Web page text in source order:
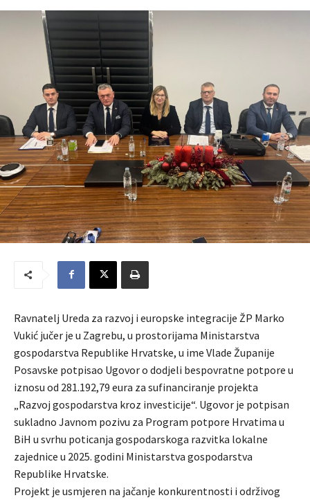
Ravnatelj Ureda za razvoj i europske integracije ŽP Marko
Vukić jučer je u Zagrebu, u prostorijama Ministarstva
gospodarstva Republike Hrvatske, u ime Vlade Županije
Posavske potpisao Ugovor o dodjeli bespovratne potpore u
iznosu od 281.192,79 eura za sufinanciranje projekta
„Razvoj gospodarstva kroz investicije“. Ugovor je potpisan
sukladno Javnom pozivu za Program potpore Hrvatima u
BiH u svrhu poticanja gospodarskoga razvitka lokalne
zajednice u 2025. godini Ministarstva gospodarstva
Republike Hrvatske.
Projekt je usmjeren na jačanje konkurentnosti i održivog